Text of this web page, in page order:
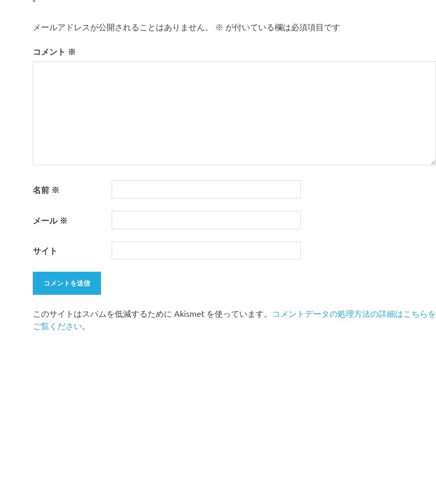
ゲ
ー
メールアドレスが公開されることはありません。 ※ が付いている欄は必須項目です
コメント ※
名前 ※
メール ※
サイト
このサイトはスパムを低減するために Akismet を使っています。 コメントデータの処理方法の詳細はこちらを
ご覧ください。